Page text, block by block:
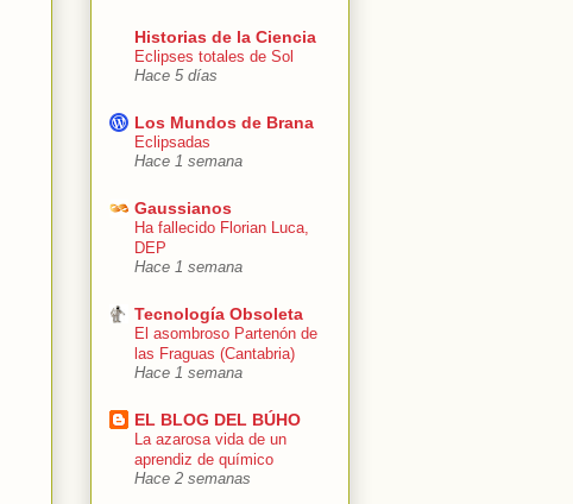
Historias de la Ciencia
Eclipses totales de Sol
Hace 5 días
Los Mundos de Brana
Eclipsadas
Hace 1 semana
Gaussianos
Ha fallecido Florian Luca,
DEP
Hace 1 semana
Tecnología Obsoleta
El asombroso Partenón de
las Fraguas (Cantabria)
Hace 1 semana
EL BLOG DEL BÚHO
La azarosa vida de un
aprendiz de químico
Hace 2 semanas